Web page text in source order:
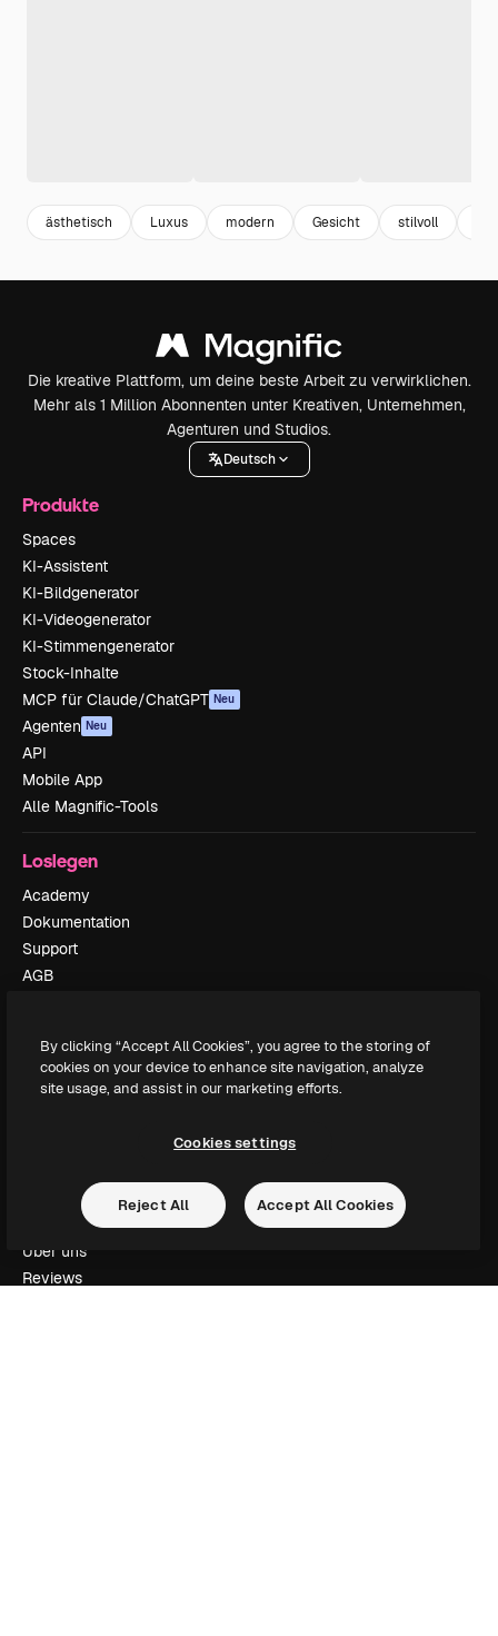
ästhetisch Luxus modern Gesicht stilvoll
Die kreative Plattform, um deine beste Arbeit zu verwirklichen.
Mehr als 1 Million Abonnenten unter Kreativen, Unternehmen,
Agenturen und Studios.
Deutsch
Produkte
Spaces
KI-Assistent
KI-Bildgenerator
KI-Videogenerator
KI-Stimmengenerator
Stock-Inhalte
MCP für Claude/ChatGPT Neu
Agenten Neu
API
Mobile App
Alle Magnific-Tools
Loslegen
Academy
Dokumentation
Support
AGB
Cookie-Richtlinie
Vertrauenszentrum
Unternehmen
Über uns
Reviews
By clicking “Accept All Cookies”, you agree to the storing of
cookies on your device to enhance site navigation, analyze
site usage, and assist in our marketing efforts.
Cookies settings
Reject All Accept All Cookies